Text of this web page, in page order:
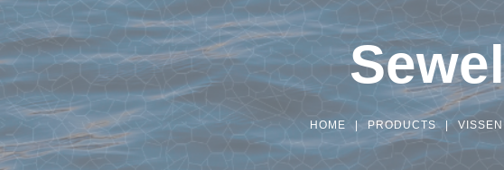
HOME | PRODUCTS | VISSEN